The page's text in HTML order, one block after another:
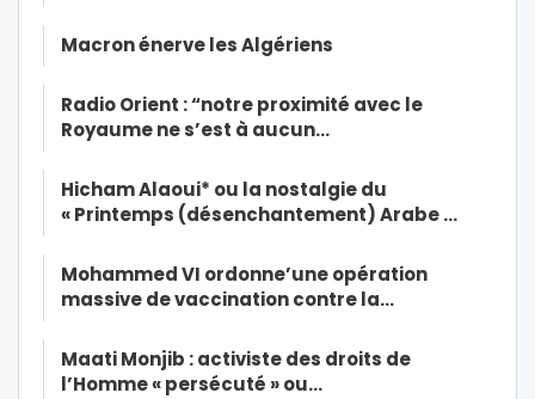
Macron énerve les Algériens
Radio Orient : “notre proximité avec le
Royaume ne s’est à aucun…
Hicham Alaoui* ou la nostalgie du
« Printemps (désenchantement) Arabe …
Mohammed VI ordonne’une opération
massive de vaccination contre la…
Maati Monjib : activiste des droits de
l’Homme « persécuté » ou…